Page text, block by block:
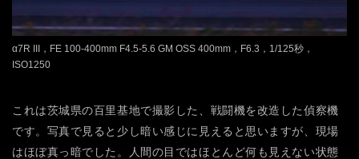
α7R III，FE 100-400mm F4.5-5.6 GM OSS 400mm，F6.3，1/125秒，
ISO1250
これは茨城県の百里基地で撮影した、戦闘機を改造した偵察機
です。写真で見ると少し暗い感じに見えると思いますが、現場
はほぼ真っ暗でした。人間の目ではほとんど何も見えない状態